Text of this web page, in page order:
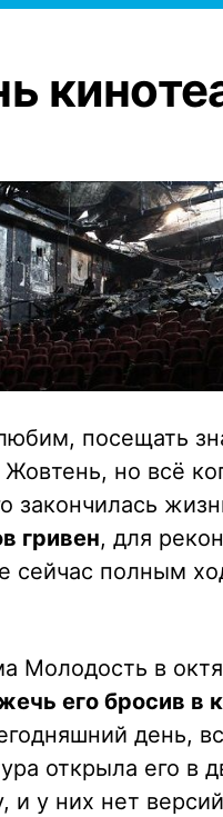
посещать
но всё
закончилась
гривен, для
сейчас полным
Молодость в
его бросив в
день,
открыла его в
у них нет